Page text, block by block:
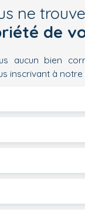
ne
de
aucun bien
inscrivant à notre